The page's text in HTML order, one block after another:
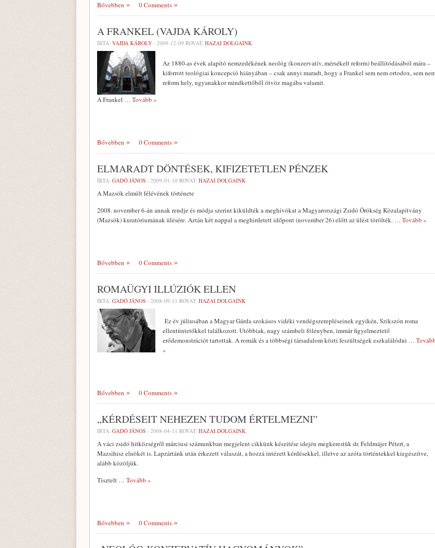
Bővebben 0 Comments
A FRANKEL (VAJDA KÁROLY)
ÍRTA: VAJDA KÁROLY - 2009-12-09 ROVAT: HAZAI DOLGAINK
Az 1880-as évek alapító nemzedékének neológ (konzervatív, mérsékelt reform) beállítódásából mára –
kiforrott teológiai koncepció hiányában – csak annyi maradt, hogy a Frankel sem nem ortodox, sem
reform hely, ugyanakkor mindkettőből ötvöz magába valamit.
A Frankel … Tovább »
Bővebben 0 Comments
ELMARADT DÖNTÉSEK, KIFIZETETLEN PÉNZEK
ÍRTA: GADÓ JÁNOS - 2009-01-10 ROVAT: HAZAI DOLGAINK
A Mazsök elmúlt félévének története
2008. november 6-án annak rendje és módja szerint kiküldték a meghívókat a Magyarországi Zsidó Örökség Közalapítvány
(Mazsök) kuratóriumának ülésére. Aztán két nappal a meghirdetett időpont (november 26) előtt az ülést törölték. … Tovább »
Bővebben 0 Comments
ROMAÜGYI ILLÚZIÓK ELLEN
ÍRTA: GADÓ JÁNOS - 2008-09-11 ROVAT: HAZAI DOLGAINK
Ez év júliusában a Magyar Gárda szokásos vidéki vendégszerepléseinek egyikén, Szikszón roma
ellentüntetőkkel találkozott. Utóbbiak, nagy számbeli fölényben, immár figyelmeztető
erődemonstrációt tartottak. A romák és a többségi társadalom közti feszültségek eszkalálódni …
»
Bővebben 0 Comments
„KÉRDÉSEIT NEHEZEN TUDOM ÉRTELMEZNI”
ÍRTA: GADÓ JÁNOS - 2008-04-11 ROVAT: HAZAI DOLGAINK
A váci zsidó hitközségről márciusi számunkban megjelent cikkünk készítése idején megkerestük dr. Feldmájer Pétert, a
Mazsihisz elnökét is. Lapzártánk után érkezett válaszát, a hozzá intézett kérdésekkel, illetve az azóta történtekkel kiegészítve,
alább közöljük.
Tisztelt … Tovább »
Bővebben 0 Comments